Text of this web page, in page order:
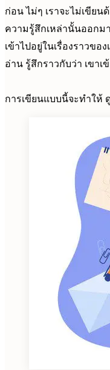
ก่อน ไม่ๆ เราจะไม่เขียน
ความรู้สึกเหล่านั้นออกม
เข้าไปอยู่ในเรื่องราวขอ
อ่าน รู้สึกราวกับว่า เขา
การเขียนแบบนี้จะทำให้